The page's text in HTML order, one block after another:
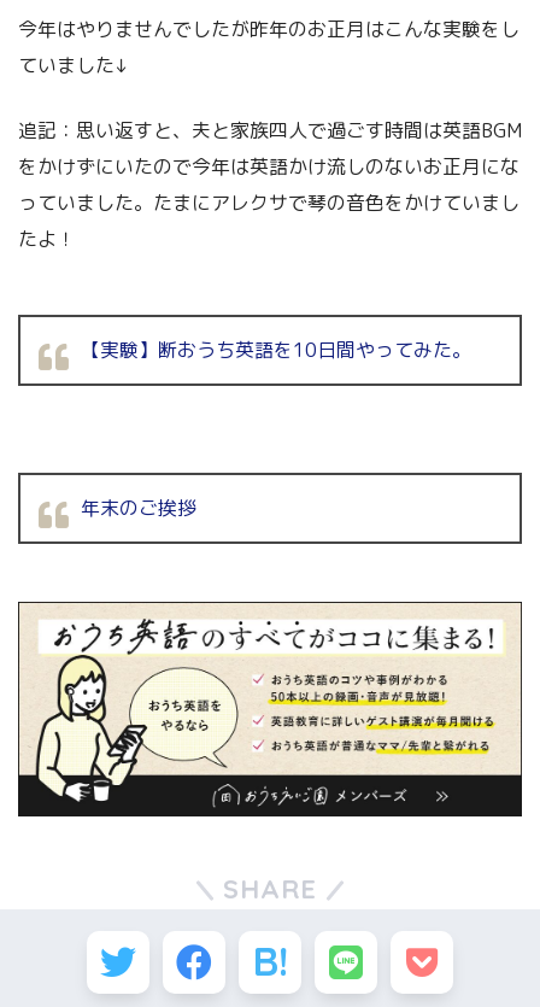
今年はやりませんでしたが昨年のお正月はこんな実験をし
ていました↓
追記：思い返すと、夫と家族四人で過ごす時間は英語BGM
をかけずにいたので今年は英語かけ流しのないお正月にな
っていました。たまにアレクサで琴の音色をかけていまし
たよ！
【実験】断おうち英語を10日間やってみた。
年末のご挨拶
SHARE